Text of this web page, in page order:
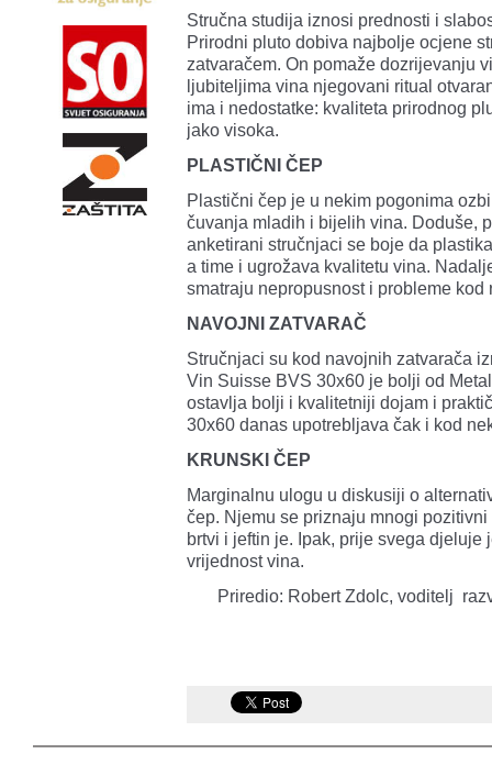
Stručna studija iznosi prednosti i
Prirodni pluto dobiva najbolje ocjene
zatvaračem. On pomaže dozrijevanju
ljubiteljima vina njegovani ritual
ima i nedostatke: kvaliteta prirodnog
jako visoka.
PLASTIČNI ČEP
Plastični čep je u nekim pogonima
čuvanja mladih i bijelih vina. Doduše,
anketirani stručnjaci se boje da
a time i ugrožava kvalitetu vina.
smatraju nepropusnost i probleme kod
NAVOJNI ZATVARAČ
Stručnjaci su kod navojnih zatvarača
Vin Suisse BVS 30x60 je bolji od
ostavlja bolji i kvalitetniji dojam i
30x60 danas upotrebljava čak i kod
KRUNSKI ČEP
Marginalnu ulogu u diskusiji o
čep. Njemu se priznaju mnogi
brtvi i jeftin je. Ipak, prije svega
vrijednost vina.
Priredio: Robert Zdolc, voditelj